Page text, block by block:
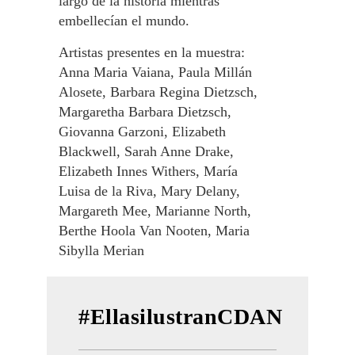
embellecían el mundo.
Artistas presentes en la muestra:
Anna Maria Vaiana, Paula Millán
Alosete, Barbara Regina Dietzsch,
Margaretha Barbara Dietzsch,
Giovanna Garzoni, Elizabeth
Blackwell, Sarah Anne Drake,
Elizabeth Innes Withers, María
Luisa de la Riva, Mary Delany,
Margareth Mee, Marianne North,
Berthe Hoola Van Nooten, Maria
Sibylla Merian
#EllasilustranCDAN